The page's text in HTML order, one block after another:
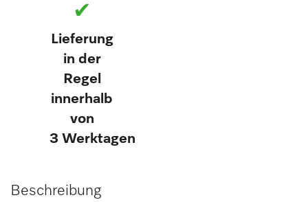
✔
Lieferung
in der
Regel
innerhalb
von
3 Werktagen
Beschreibung